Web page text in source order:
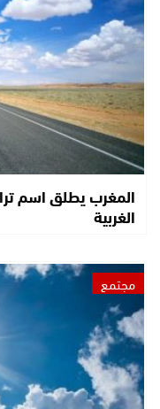
المغرب يطلق اسم
الغربية
مجتمع